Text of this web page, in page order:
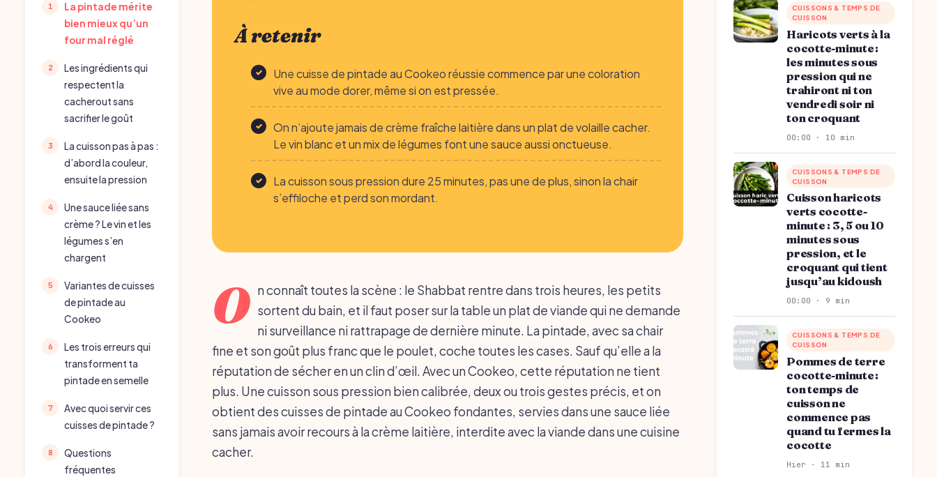
La pintade mérite
bien mieux qu’un
four mal réglé
Les ingrédients qui
respectent la
cacherout sans
sacrifier le goût
La cuisson pas à pas :
d’abord la couleur,
ensuite la pression
Une sauce liée sans
crème ? Le vin et les
légumes s’en
chargent
Variantes de cuisses
de pintade au
Cookeo
Les trois erreurs qui
transforment ta
pintade en semelle
Avec quoi servir ces
cuisses de pintade ?
Questions
fréquentes
À retenir
Une cuisse de pintade au Cookeo réussie commence par une coloration
vive au mode dorer, même si on est pressée.
On n’ajoute jamais de crème fraîche laitière dans un plat de volaille cacher.
Le vin blanc et un mix de légumes font une sauce aussi onctueuse.
La cuisson sous pression dure 25 minutes, pas une de plus, sinon la chair
s’effiloche et perd son mordant.
O n connaît toutes la scène : le Shabbat rentre dans trois heures, les petits
sortent du bain, et il faut poser sur la table un plat de viande qui ne demande
ni surveillance ni rattrapage de dernière minute. La pintade, avec sa chair
fine et son goût plus franc que le poulet, coche toutes les cases. Sauf qu’elle a la
réputation de sécher en un clin d’œil. Avec un Cookeo, cette réputation ne tient
plus. Une cuisson sous pression bien calibrée, deux ou trois gestes précis, et on
obtient des cuisses de pintade au Cookeo fondantes, servies dans une sauce liée
sans jamais avoir recours à la crème laitière, interdite avec la viande dans une cuisine
cacher.
CUISSONS & TEMPS DE
CUISSON
Haricots verts à la
cocotte-minute :
les minutes sous
pression qui ne
trahiront ni ton
vendredi soir ni
ton croquant
00:00 · 10 min
CUISSONS & TEMPS DE
CUISSON
Cuisson haricots
verts cocotte-
minute : 3, 5 ou 10
minutes sous
pression, et le
croquant qui tient
jusqu’au kidoush
00:00 · 9 min
CUISSONS & TEMPS DE
CUISSON
Pommes de terre
cocotte-minute :
ton temps de
cuisson ne
commence pas
quand tu fermes la
cocotte
Hier · 11 min